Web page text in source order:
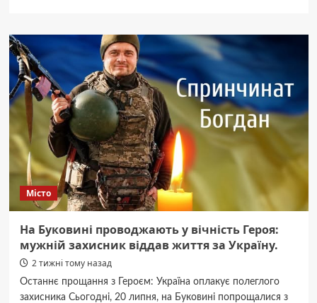
професіонали
інвертори
Huawei
100
кВт?
Місто
На Буковині проводжають у вічність Героя:
мужній захисник віддав життя за Україну.
2 тижні тому назад
Останнє прощання з Героєм: Україна оплакує полеглого
захисника Сьогодні, 20 липня, на Буковині попрощалися з